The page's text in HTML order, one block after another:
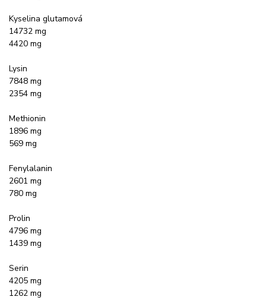
Kyselina glutamová
14732 mg
4420 mg
Lysin
7848 mg
2354 mg
Methionin
1896 mg
569 mg
Fenylalanin
2601 mg
780 mg
Prolin
4796 mg
1439 mg
Serin
4205 mg
1262 mg